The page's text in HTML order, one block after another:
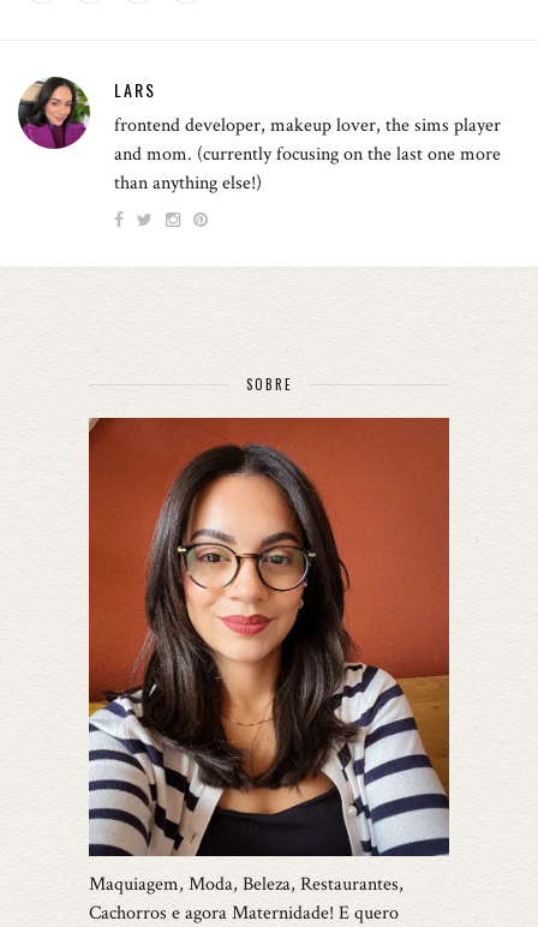
LARS
frontend developer, makeup lover, the sims player
and mom. (currently focusing on the last one more
than anything else!)
SOBRE
Maquiagem, Moda, Beleza, Restaurantes,
Cachorros e agora Maternidade! E quero